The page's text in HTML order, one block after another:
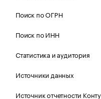
Поиск по ОГРН
Поиск по ИНН
Статистика и аудитория
Источники данных
Источник отчетности